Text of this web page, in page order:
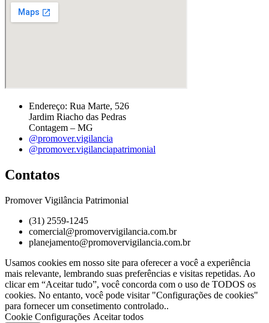
Endereço: Rua Marte, 526
Jardim Riacho das Pedras
Contagem – MG
@promover.vigilancia
@promover.vigilanciapatrimonial
Contatos
Promover Vigilância Patrimonial
(31) 2559-1245
comercial@promovervigilancia.com.br
planejamento@promovervigilancia.com.br
Usamos cookies em nosso site para oferecer a você a experiência
mais relevante, lembrando suas preferências e visitas repetidas. Ao
clicar em “Aceitar tudo”, você concorda com o uso de TODOS os
cookies. No entanto, você pode visitar "Configurações de cookies"
para fornecer um consetimento controlado..
Cookie Configurações Aceitar todos